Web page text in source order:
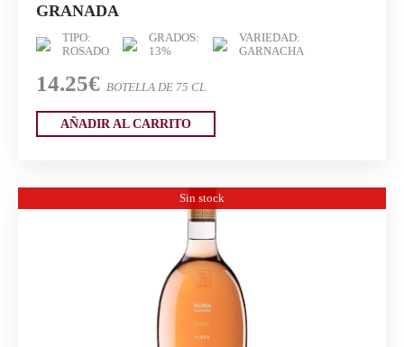
GRANADA
TIPO:
ROSADO
GRADOS:
13%
VARIEDAD:
GARNACHA
14.25€ BOTELLA DE 75 CL
AÑADIR AL CARRITO
Sin stock